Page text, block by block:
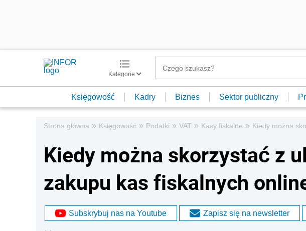
Kategorie
Księgowość Kadry Biznes Sektor publiczny
Strona główna » Księgowość » Podatki » VAT » Kasy fiskalne » Kiedy można
Kiedy można skorzystać z
zakupu kas fiskalnych
Subskrybuj nas na Youtube Zapisz się na newsletter